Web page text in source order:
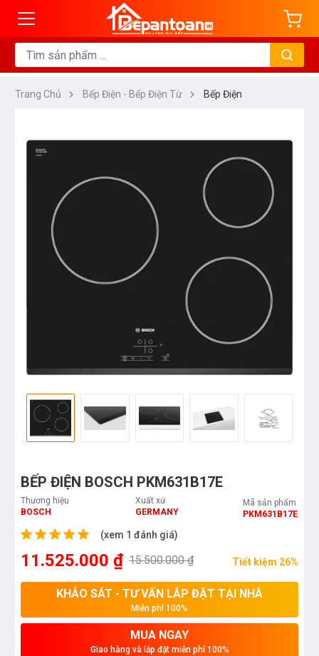
Trang Chủ Bếp Điện - Bếp Điện Từ Bếp Điện
BẾP ĐIỆN BOSCH PKM631B17E
Thương hiệu
BOSCH
Xuất xứ
GERMANY
Mã sản phẩm
PKM631B17E
(xem 1 đánh giá)
11.525.000 ₫ 15.500.000 ₫ Tiết kiệm 26%
KHẢO SÁT - TƯ VẤN LẮP ĐẶT TẠI NHÀ
Miễn phí 100%
MUA NGAY
Giao hàng và lắp đặt miễn phí 100%